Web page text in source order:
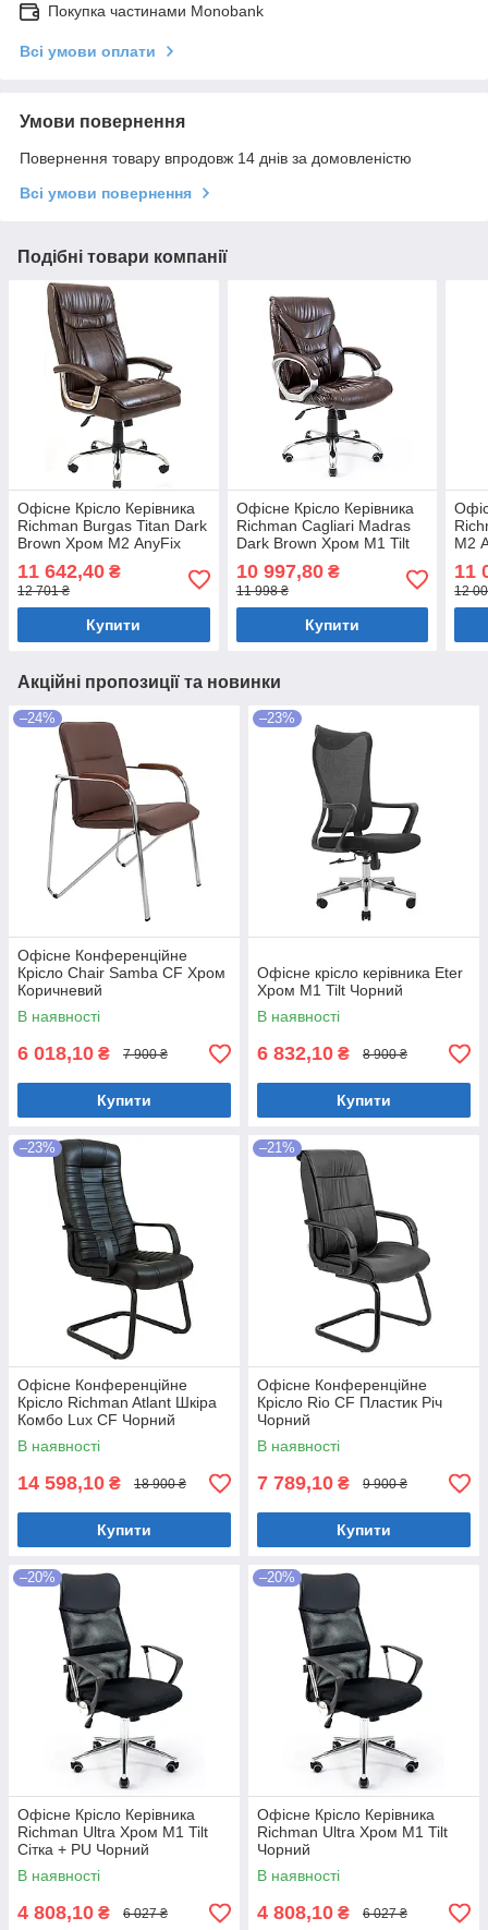
Покупка частинами Monobank
Всі умови оплати
Умови повернення
Повернення товару впродовж 14 днів за домовленістю
Всі умови повернення
Подібні товари компанії
Офісне Крісло Керівника
Richman Burgas Titan Dark
Brown Хром М2 AnyFix
Коричневий
11 642,40 ₴
12 701 ₴
Купити
Офісне Крісло Керівника
Richman Cagliari Madras
Dark Brown Хром М1 Tilt
Коричневий
10 997,80₴
11 998 ₴
Купити
М2
11
12
Акційні пропозиції та новинки
–24%
Офісне Конференційне
Крісло Chair Samba CF Хром
Коричневий
В наявності
6 018,10 ₴ 7 900 ₴
Купити
–23%
Офісне крісло керівника Eter
Хром M1 Tilt Чорний
В наявності
6 832,10 ₴ 8 900 ₴
Купити
–23%
Офісне Конференційне
Крісло Richman Atlant Шкіра
Комбо Lux CF Чорний
В наявності
14 598,10 ₴ 18 900 ₴
Купити
–21%
Офісне Конференційне
Крісло Rio CF Пластик Річ
Чорний
В наявності
7 789,10 ₴ 9 900 ₴
Купити
–20%
Офісне Крісло Керівника
Richman Ultra Хром М1 Tilt
Сітка + PU Чорний
В наявності
4 808,10 ₴ 6 027 ₴
–20%
Офісне Крісло Керівника
Richman Ultra Хром М1 Tilt
Чорний
В наявності
4 808,10 ₴ 6 027 ₴